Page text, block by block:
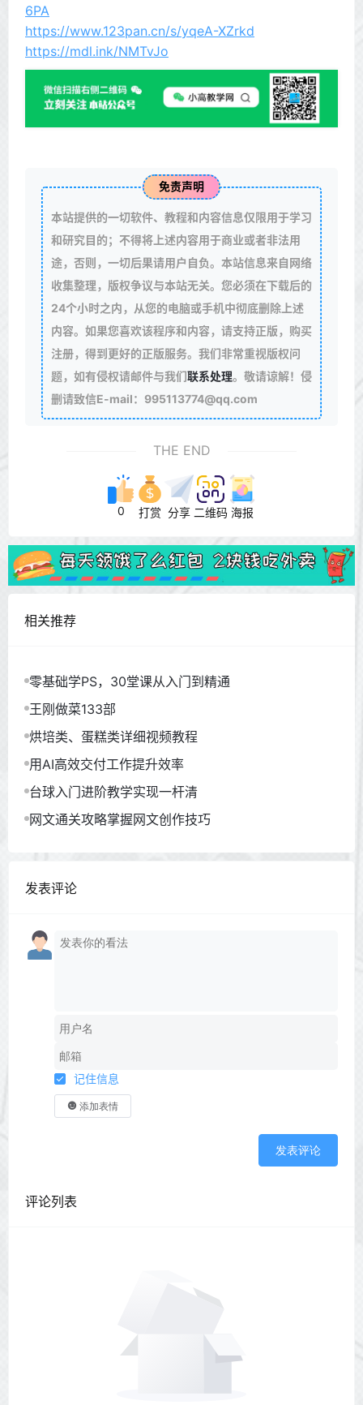
6PA
https://www.123pan.cn/s/yqeA-XZrkd
https://mdl.ink/NMTvJo
免责声明
本站提供的一切软件、教程和内容信息仅限用于学习
和研究目的；不得将上述内容用于商业或者非法用
途，否则，一切后果请用户自负。本站信息来自网络
收集整理，版权争议与本站无关。您必须在下载后的
24个小时之内，从您的电脑或手机中彻底删除上述
内容。如果您喜欢该程序和内容，请支持正版，购买
注册，得到更好的正版服务。我们非常重视版权问
题，如有侵权请邮件与我们联系处理。敬请谅解！侵
删请致信E-mail：995113774@qq.com
THE END
0 打赏 分享 二维码 海报
相关推荐
零基础学PS，30堂课从入门到精通
王刚做菜133部
烘培类、蛋糕类详细视频教程
用AI高效交付工作提升效率
台球入门进阶教学实现一杆清
网文通关攻略掌握网文创作技巧
发表评论
记住信息
添加表情
发表评论
评论列表